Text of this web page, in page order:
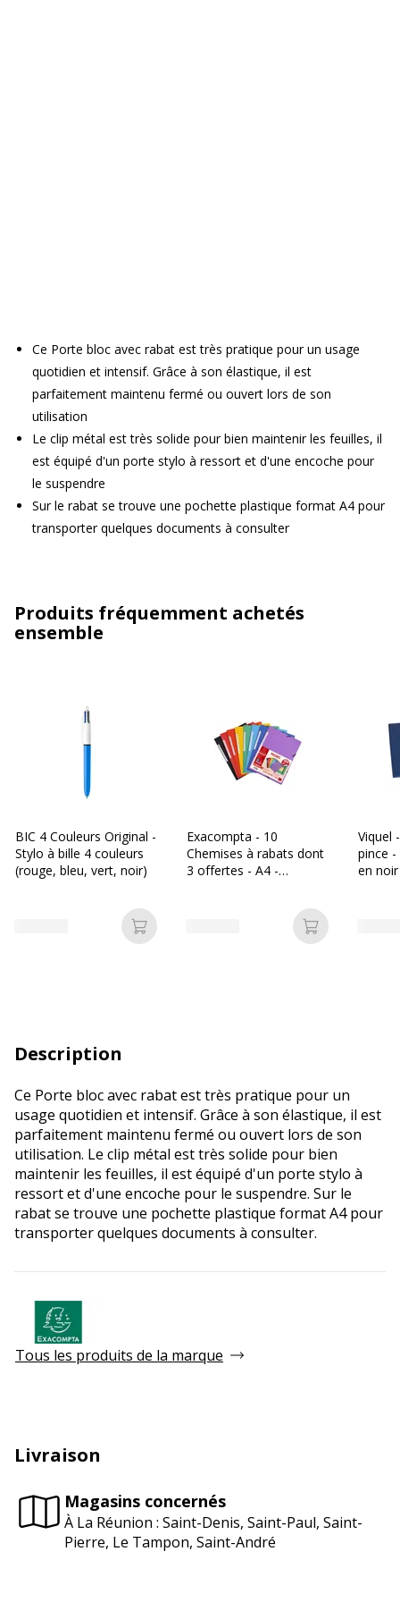
Ce Porte bloc avec rabat est très pratique pour un usage
quotidien et intensif. Grâce à son élastique, il est
parfaitement maintenu fermé ou ouvert lors de son
utilisation
Le clip métal est très solide pour bien maintenir les feuilles, il
est équipé d'un porte stylo à ressort et d'une encoche pour
le suspendre
Sur le rabat se trouve une pochette plastique format A4 pour
transporter quelques documents à consulter
Produits fréquemment achetés
ensemble
BIC 4 Couleurs Original -
Stylo à bille 4 couleurs
(rouge, bleu, vert, noir)
Ajouter au panier
Exacompta - 10
Chemises à rabats dont
3 offertes - A4 -
Ajouter au
Viquel
pince -
en
Description
Ce Porte bloc avec rabat est très pratique pour un
usage quotidien et intensif. Grâce à son élastique, il est
parfaitement maintenu fermé ou ouvert lors de son
utilisation. Le clip métal est très solide pour bien
maintenir les feuilles, il est équipé d'un porte stylo à
ressort et d'une encoche pour le suspendre. Sur le
rabat se trouve une pochette plastique format A4 pour
transporter quelques documents à consulter.
Tous les produits de la marque
Livraison
Magasins concernés
À La Réunion : Saint-Denis, Saint-Paul, Saint-
Pierre, Le Tampon, Saint-André